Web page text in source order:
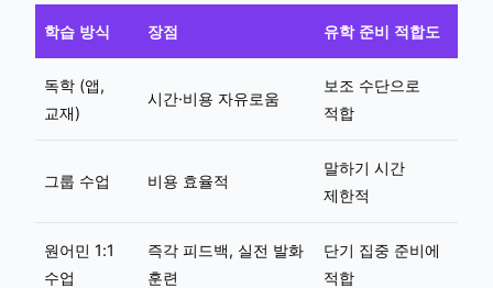
학습 방식 장점 유학 준비 적합도
독학 (앱,
교재)
시간·비용 자유로움
보조 수단으로
적합
그룹 수업 비용 효율적
말하기 시간
제한적
원어민 1:1
수업
즉각 피드백, 실전 발화
훈련
단기 집중 준비에
적합